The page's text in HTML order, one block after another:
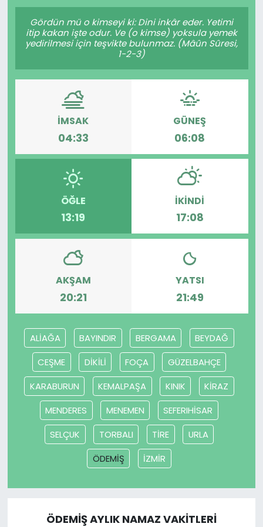
Gördün mü o kimseyi ki: Dini inkâr eder. Yetimi
itip kakan işte odur. Ve (o kimse) yoksula yemek
yedirilmesi için teşvikte bulunmaz. (Mâûn Sûresi,
1-2-3)
İMSAK
04:33
GÜNEŞ
06:08
ÖĞLE
13:19
İKINDI
17:08
AKŞAM
20:21
YATSI
21:49
ALİAĞA BAYINDIR BERGAMA
BEYDAĞ
CEŞME
DİKİLİ FOÇA
GÜZELBAHÇE
KARABURUN
KEMALPAŞA KINIK
KİRAZ
MENDERES
MENEMEN
SEFERIHİSAR
SELÇUK
TORBALI TİRE
URLA
ÖDEMİŞ
İZMİR
ÖDEMİŞ AYLIK NAMAZ VAKITLERI
Gündem
KKTC
KKTC YEREL SEÇİM 2018
Kültür Sanat
Magazin
Nöbetçi Eczaneler
Otomobil Dünyası
Politika
SAĞLIK
Teknoloji
TÜRKiYE
Video Galeri
YAŞAM